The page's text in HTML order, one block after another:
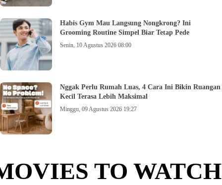
Habis Gym Mau Langsung Nongkrong? Ini
Grooming Routine Simpel Biar Tetap Pede
Senin, 10 Agustus 2026 08:00
Nggak Perlu Rumah Luas, 4 Cara Ini Bikin Ruangan
Kecil Terasa Lebih Maksimal
Minggu, 09 Agustus 2026 19:27
TO WATCH